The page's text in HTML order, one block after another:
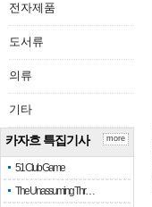
전자제품
도서류
의류
기타
카자흐 특집기사
51 Club Game
The Unassuming Thr…
more